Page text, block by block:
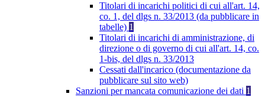
Titolari di incarichi politici di cui all'art. 14,
co. 1, del dlgs n. 33/2013 (da pubblicare in
tabelle) 1
Titolari di incarichi di amministrazione, di
direzione o di governo di cui all'art. 14, co.
1-bis, del dlgs n. 33/2013
Cessati dall'incarico (documentazione da
pubblicare sul sito web)
Sanzioni per mancata comunicazione dei dati 1